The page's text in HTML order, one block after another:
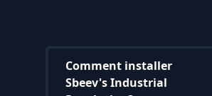
Comment installer
Sbeev's Industrial